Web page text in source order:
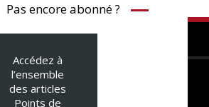
Pas encore abonné ?
Accédez à
l’ensemble
des articles
Points de